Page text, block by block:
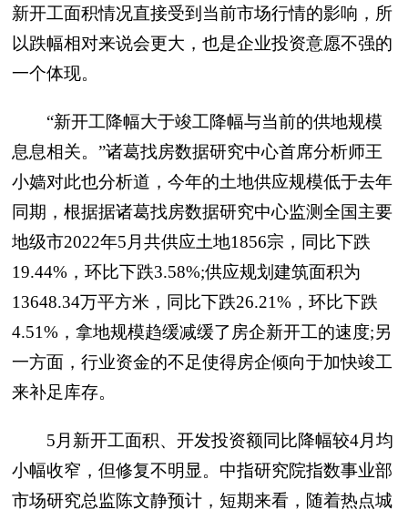
新开工面积情况直接受到当前市场行情的影响，所
以跌幅相对来说会更大，也是企业投资意愿不强的
一个体现。
“新开工降幅大于竣工降幅与当前的供地规模
息息相关。”诸葛找房数据研究中心首席分析师王
小嫱对此也分析道，今年的土地供应规模低于去年
同期，根据据诸葛找房数据研究中心监测全国主要
地级市2022年5月共供应土地1856宗，同比下跌
19.44%，环比下跌3.58%;供应规划建筑面积为
13648.34万平方米，同比下跌26.21%，环比下跌
4.51%，拿地规模趋缓减缓了房企新开工的速度;另
一方面，行业资金的不足使得房企倾向于加快竣工
来补足库存。
5月新开工面积、开发投资额同比降幅较4月均
小幅收窄，但修复不明显。中指研究院指数事业部
市场研究总监陈文静预计，短期来看，随着热点城